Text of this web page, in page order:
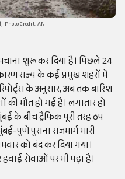
Photo Credit: ANI
मचाना शुरू कर दिया है। पिछले 24
राज्य के कई प्रमुख शहरों में
के अनुसार, अब तक बारिश
मौत हो गई है। लगातार हो
के बीच ट्रैफिक पूरी तरह ठप
पुणे पुराना राजमार्ग भारी
को बंद कर दिया गया।
सेवाओं पर भी पड़ा है।